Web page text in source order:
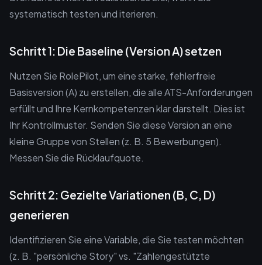
systematisch testen und iterieren.
Schritt 1: Die Baseline (Version A) setzen
Nutzen Sie RolePilot, um eine starke, fehlerfreie
Basisversion (A) zu erstellen, die alle ATS-Anforderungen
erfüllt und Ihre Kernkompetenzen klar darstellt. Dies ist
Ihr Kontrollmuster. Senden Sie diese Version an eine
kleine Gruppe von Stellen (z. B. 5 Bewerbungen).
Messen Sie die Rücklaufquote.
Schritt 2: Gezielte Variationen (B, C, D)
generieren
Identifizieren Sie eine Variable, die Sie testen möchten
(z. B. "persönliche Story" vs. "Zahlengestützte